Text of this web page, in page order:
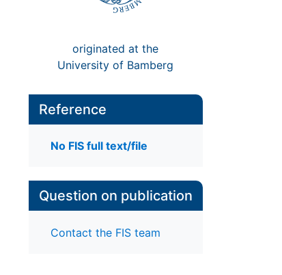
originated at the
University of Bamberg
Reference
No FIS full text/file
Question on publication
Contact the FIS team